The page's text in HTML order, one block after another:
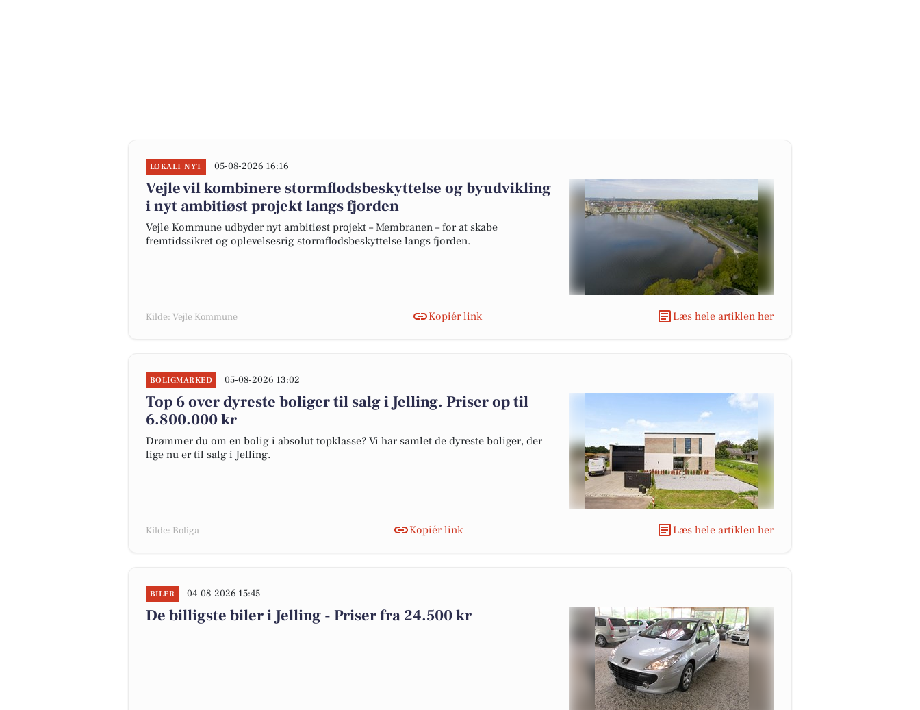
LOKALT NYT 05-08-2026 16:16
Vejle vil kombinere stormflodsbeskyttelse og byudvikling
i nyt ambitiøst projekt langs fjorden
Vejle Kommune udbyder nyt ambitiøst projekt – Membranen – for at skabe
fremtidssikret og oplevelsesrig stormflodsbeskyttelse langs fjorden.
Kilde: Vejle Kommune Kopiér link Læs hele artiklen her
BOLIGMARKED 05-08-2026 13:02
Top 6 over dyreste boliger til salg i Jelling. Priser op til
6.800.000 kr
Drømmer du om en bolig i absolut topklasse? Vi har samlet de dyreste boliger, der
lige nu er til salg i Jelling.
Kilde: Boliga Kopiér link Læs hele artiklen her
BILER 04-08-2026 15:45
De billigste biler i Jelling - Priser fra 24.500 kr